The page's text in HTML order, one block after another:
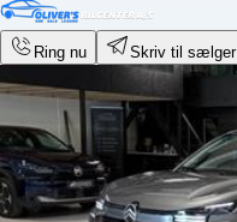
Ring nu Skriv til sælger